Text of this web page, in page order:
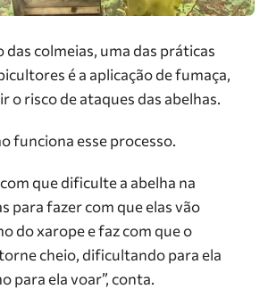
colmeias, uma das práticas
é a aplicação de fumaça,
o risco de ataques das abelhas.
funciona esse processo.
que dificulte a abelha na
para fazer com que elas vão
do xarope e faz com que o
cheio, dificultando para ela
para ela voar”, conta.